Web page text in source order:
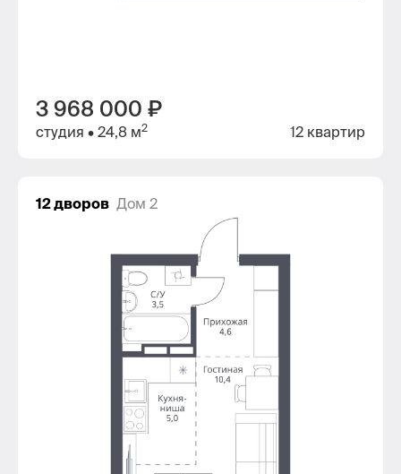
3 968 000 ₽
12 квартир
студия • 24,8 м2
12 дворов Дом 2